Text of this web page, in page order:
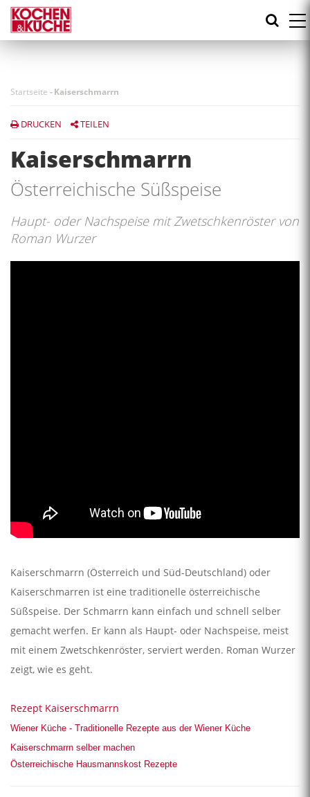
Direkt
zum
Inhalt
Startseite -Kaiserschmarrn
DRUCKEN TEILEN
Kaiserschmarrn
Österreichische Süßspeise
Haupt- oder Nachspeise mit Zwetschkenröster von
Roman Wurzer
Kaiserschmarrn (Österreich und Süd-Deutschland) oder
Kaiserschmarren ist eine traditionelle österreichische
Süßspeise. Der Schmarrn kann einfach und schnell selber
gemacht werfen. Er kann als Haupt- oder Nachspeise, meist
mit einem Zwetschkenröster, serviert werden. Roman Wurzer
zeigt, wie es geht.
Rezept Kaiserschmarrn
Wiener Küche - Traditionelle Rezepte aus der Wiener Küche
Kaiserschmarrn selber machen
Österreichische Hausmannskost Rezepte